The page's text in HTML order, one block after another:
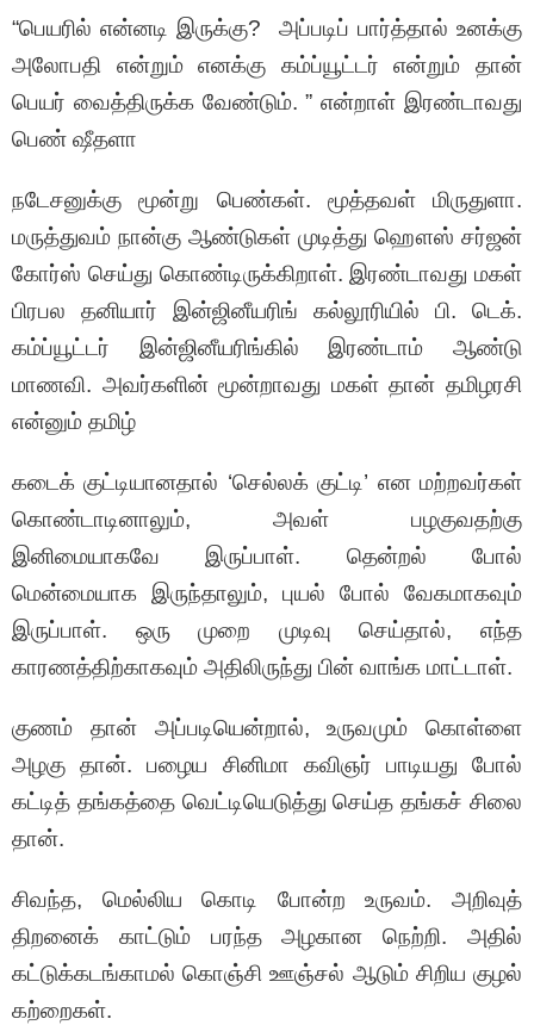
“பெயரில் என்னடி இருக்கு? அப்படிப் பார்த்தால் உனக்கு
அலோபதி என்றும் எனக்கு கம்ப்யூட்டர் என்றும் தான்
பெயர் வைத்திருக்க வேண்டும். ” என்றாள் இரண்டாவது
பெண் ஷீதளா
நடேசனுக்கு மூன்று பெண்கள். மூத்தவள் மிருதுளா.
மருத்துவம் நான்கு ஆண்டுகள் முடித்து ஹௌஸ் சர்ஜன்
கோர்ஸ் செய்து கொண்டிருக்கிறாள். இரண்டாவது மகள்
பிரபல தனியார் இன்ஜினீயரிங் கல்லூரியில் பி. டெக்.
கம்ப்யூட்டர் இன்ஜினீயரிங்கில் இரண்டாம் ஆண்டு
மாணவி. அவர்களின் மூன்றாவது மகள் தான் தமிழரசி
என்னும் தமிழ்
கடைக் குட்டியானதால் ‘செல்லக் குட்டி’ என மற்றவர்கள்
கொண்டாடினாலும், அவள் பழகுவதற்கு
இனிமையாகவே இருப்பாள். தென்றல் போல்
மென்மையாக இருந்தாலும், புயல் போல் வேகமாகவும்
இருப்பாள். ஒரு முறை முடிவு செய்தால், எந்த
காரணத்திற்காகவும் அதிலிருந்து பின் வாங்க மாட்டாள்.
குணம் தான் அப்படியென்றால், உருவமும் கொள்ளை
அழகு தான். பழைய சினிமா கவிஞர் பாடியது போல்
கட்டித் தங்கத்தை வெட்டியெடுத்து செய்த தங்கச் சிலை
தான்.
சிவந்த, மெல்லிய கொடி போன்ற உருவம். அறிவுத்
திறனைக் காட்டும் பரந்த அழகான நெற்றி. அதில்
கட்டுக்கடங்காமல் கொஞ்சி ஊஞ்சல் ஆடும் சிறிய குழல்
கற்றைகள்.